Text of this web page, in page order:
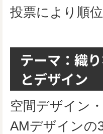
投票により順
テーマ：織
とデザイン
空間デザイン
AMデザインの